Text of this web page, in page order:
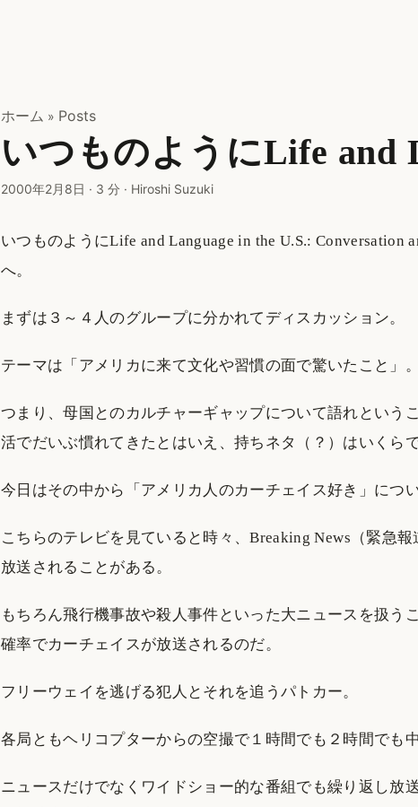
ホーム » Posts
いつものようにLife and
2000年2月8日 · 3 分 · Hiroshi Suzuki
いつものようにLife and Language in the U.S.: Conversation
へ。
まずは３～４人のグループに分かれてディスカッション。
テーマは「アメリカに来て文化や習慣の面で驚いたこと」。
つまり、母国とのカルチャーギャップについて語れという
活でだいぶ慣れてきたとはいえ、持ちネタ（？）はいくらで
今日はその中から「アメリカ人のカーチェイス好き」につ
こちらのテレビを見ていると時々、Breaking News（緊急
放送されることがある。
もちろん飛行機事故や殺人事件といった大ニュースを扱う
確率でカーチェイスが放送されるのだ。
フリーウェイを逃げる犯人とそれを追うパトカー。
各局ともヘリコプターからの空撮で１時間でも２時間でも
ニュースだけでなくワイドショー的な番組でも繰り返し放